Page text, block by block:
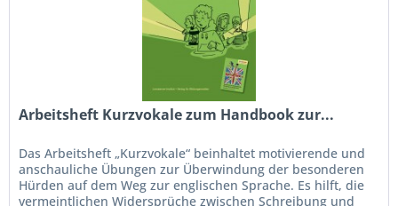
Arbeitsheft Kurzvokale zum Handbook zur...
Das Arbeitsheft „Kurzvokale“ beinhaltet motivierende und
anschauliche Übungen zur Überwindung der besonderen
Hürden auf dem Weg zur englischen Sprache. Es hilft, die
vermeintlichen Widersprüche zwischen Schreibung und